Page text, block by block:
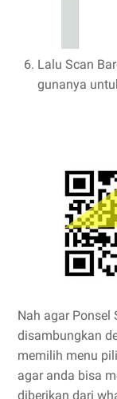
Lalu Scan
gunanya
Nah agar Ponsel
disambungkan
memilih menu
agar anda bisa
diberikan dari